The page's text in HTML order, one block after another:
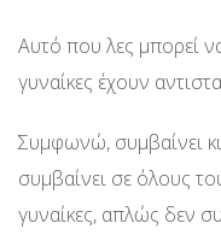
Αυτό που λες μπορεί
γυναίκες έχουν
Συμφωνώ, συμβαίνει
συμβαίνει σε όλους
γυναίκες, απλώς δεν